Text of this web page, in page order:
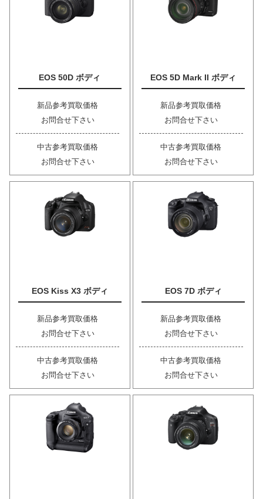
EOS 50D ボディ
新品参考買取価格
お問合せ下さい
中古参考買取価格
お問合せ下さい
EOS 5D Mark II ボディ
新品参考買取価格
お問合せ下さい
中古参考買取価格
お問合せ下さい
EOS Kiss X3 ボディ
新品参考買取価格
お問合せ下さい
中古参考買取価格
お問合せ下さい
EOS 7D ボディ
新品参考買取価格
お問合せ下さい
中古参考買取価格
お問合せ下さい